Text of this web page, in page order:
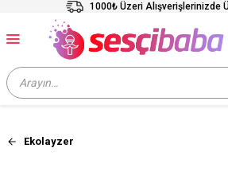
1000₺ Üzeri Alışverişlerinizde
Ekolayzer